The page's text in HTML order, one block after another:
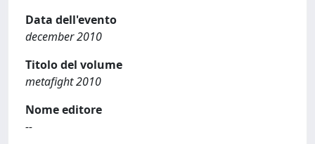
Data dell'evento
december 2010
Titolo del volume
metafight 2010
Nome editore
--